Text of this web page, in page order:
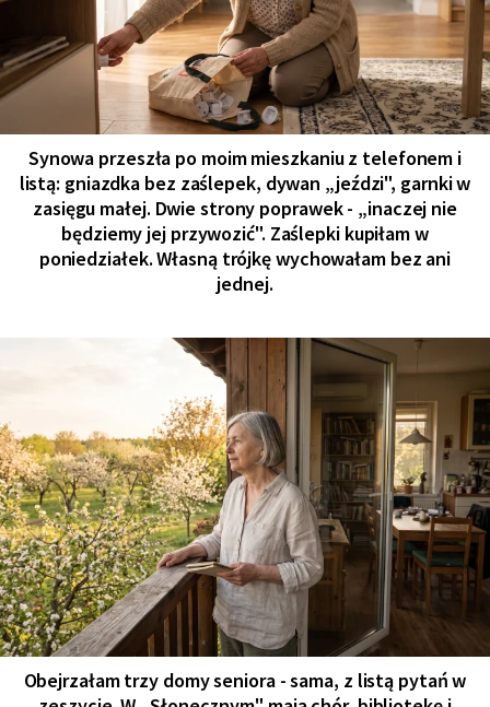
Synowa przeszła po moim mieszkaniu z telefonem i
listą: gniazdka bez zaślepek, dywan „jeździ", garnki w
zasięgu małej. Dwie strony poprawek - „inaczej nie
będziemy jej przywozić". Zaślepki kupiłam w
poniedziałek. Własną trójkę wychowałam bez ani
jednej.
Obejrzałam trzy domy seniora - sama, z listą pytań w